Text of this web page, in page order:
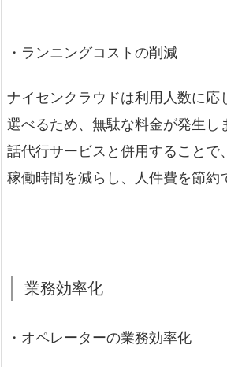
・ランニングコストの削減
ナイセンクラウドは利用人数に応
選べるため、無駄な料金が発生し
話代行サービスと併用することで
稼働時間を減らし、人件費を節約
業務効率化
・オペレーターの業務効率化